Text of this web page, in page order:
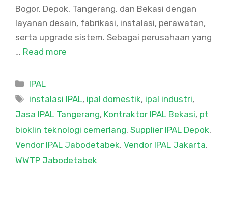
Bogor, Depok, Tangerang, dan Bekasi dengan
layanan desain, fabrikasi, instalasi, perawatan,
serta upgrade sistem. Sebagai perusahaan yang
… Read more
Categories
IPAL
Tags
instalasi IPAL, ipal domestik, ipal industri,
Jasa IPAL Tangerang, Kontraktor IPAL Bekasi, pt
bioklin teknologi cemerlang, Supplier IPAL Depok,
Vendor IPAL Jabodetabek, Vendor IPAL Jakarta,
WWTP Jabodetabek